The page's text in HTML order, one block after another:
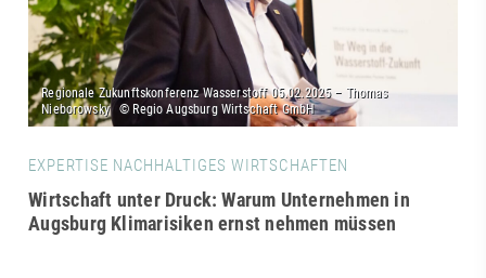
EXPERTISE NACHHALTIGES WIRTSCHAFTEN
Wirtschaft unter Druck: Warum Unternehmen in
Augsburg Klimarisiken ernst nehmen müssen